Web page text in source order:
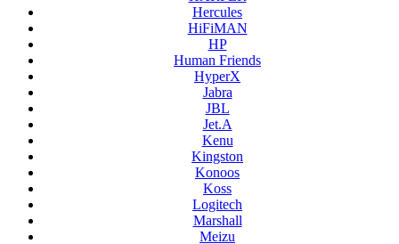
Hercules
HiFiMAN
HP
Human Friends
HyperX
Jabra
JBL
Jet.A
Kenu
Kingston
Konoos
Koss
Logitech
Marshall
Meizu